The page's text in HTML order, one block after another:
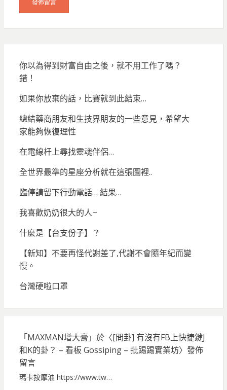
你以為得到財富自由之後，就不用工作了嗎？
錯！
如果你放棄的話，比賽就到此結束…
總結藥商朋友和生技界朋友的一些意見，希望大
家能夠恢復理性
在電線杆上尋找靈魂伴侶…
全世界最準的星座分析就在這張圖裡..
臨停請留下行動電話… 結果…
我喜歡奶奶很大的人~
什麼是【台支份子】？
【新知】不要再怪代謝差了,代謝不會隨年紀而變
慢。
台灣硬啦口罩
「MAXMAN增大膏 」於〈[問卦] 有沒有FB上快捷鍵J
和K的卦？ – 看板 Gossiping – 批踢踢實業坊〉發佈
留言
瑪卡按摩油 https://www.tw…